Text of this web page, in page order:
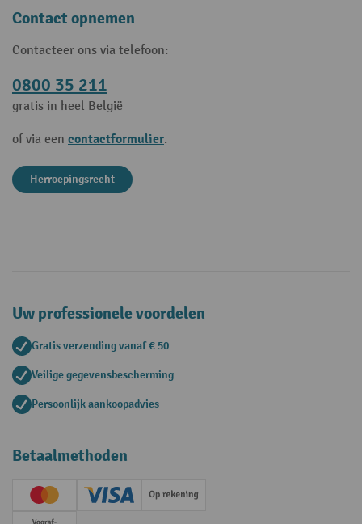
Contact opnemen
Contacteer ons via telefoon:
0800 35 211
gratis in heel België
of via een contactformulier.
Herroepingsrecht
Uw professionele voordelen
Gratis verzending vanaf € 50
Veilige gegevensbescherming
Persoonlijk aankoopadvies
Betaalmethoden
Creditcard (Master)Creditcard (Visa)Op rekening